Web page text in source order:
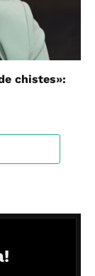
chistes»: